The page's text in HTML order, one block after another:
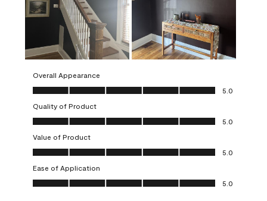
Overall Appearance
Overall Appearance, 5.0 out of 5
5.0
Quality of Product
Quality of Product, 5.0 out of 5
5.0
Value of Product
Value of Product, 5.0 out of 5
5.0
Ease of Application
Ease of Application, 5.0 out of 5
5.0